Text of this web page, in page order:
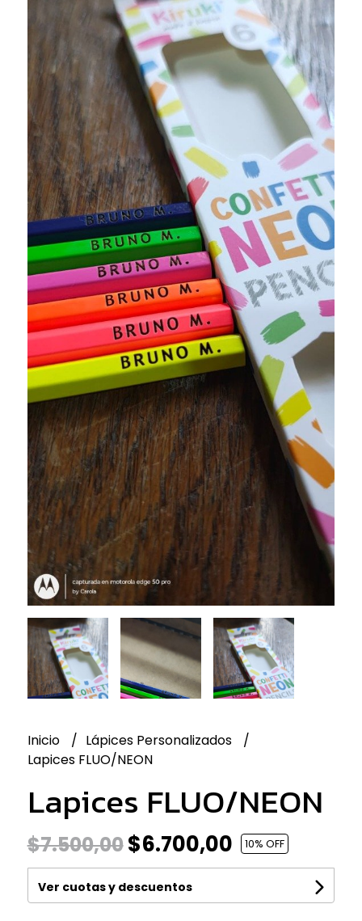
Inicio
Lápices Personalizados
Lapices FLUO/NEON
Lapices FLUO/NEON
$7.500,00$6.700,00 10% OFF
Ver cuotas y descuentos